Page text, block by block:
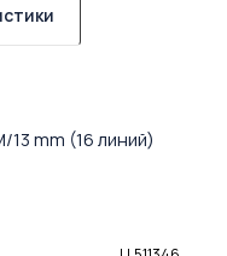
mm (16 линий)